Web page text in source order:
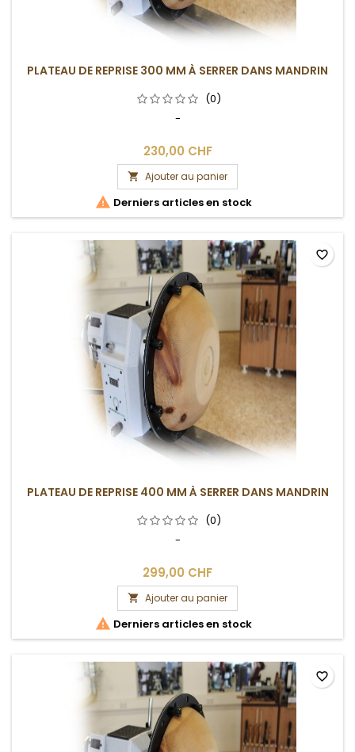
PLATEAU DE REPRISE 300 MM À SERRER DANS MANDRIN
(0)
-
230,00 CHF
 Ajouter au panier
 Derniers articles en stock
PLATEAU DE REPRISE 400 MM À SERRER DANS MANDRIN
(0)
-
299,00 CHF
 Ajouter au panier
 Derniers articles en stock
favorite_border
favorite_border